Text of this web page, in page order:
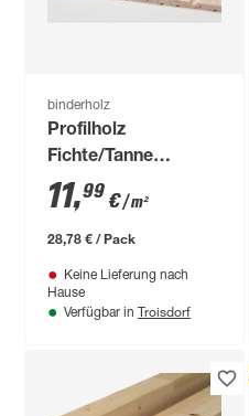
binderholz
Profilholz
Fichte/Tanne
gehobelt 12,5 x 96 x
2500 mm
11,99 €/ m²
28,78 € / Pack
Keine Lieferung nach
Hause
Verfügbar in Troisdorf